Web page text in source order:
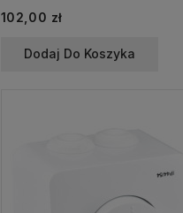
102,00 zł
Dodaj Do Koszyka